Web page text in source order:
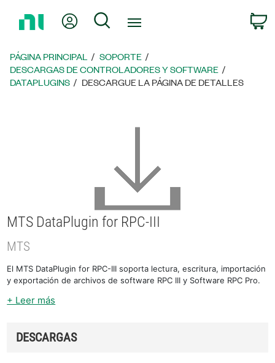
página
principal
Mi cuentaBúsqueda
PÁGINA PRINCIPAL
SOPORTE
DESCARGAS DE CONTROLADORES Y SOFTWARE
DATAPLUGINS
DESCARGUE LA PÁGINA DE DETALLES
MTS DataPlugin for RPC-III
MTS
El MTS DataPlugin for RPC-III soporta lectura, escritura, importación
y exportación de archivos de software RPC III y Software RPC Pro.
+ Leer más
DESCARGAS